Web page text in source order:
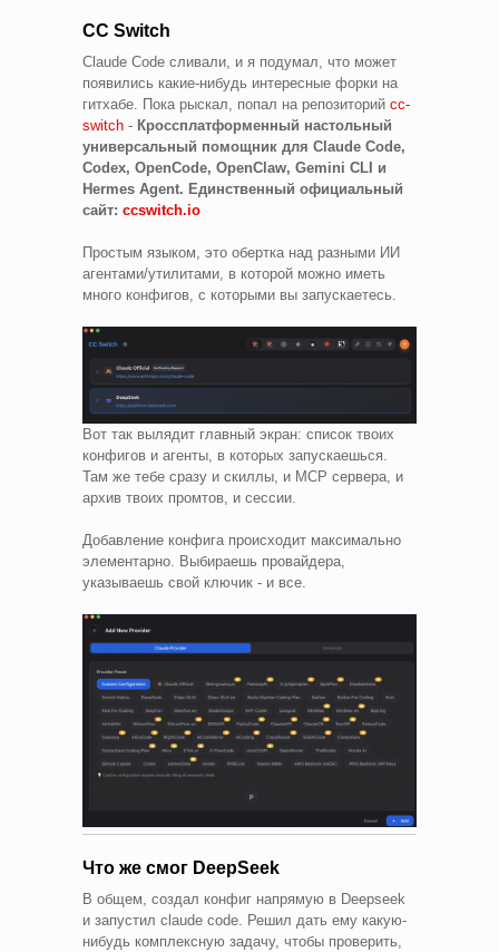
CC Switch
Claude Code сливали, и я подумал, что может
появились какие-нибудь интересные форки на
гитхабе. Пока рыскал, попал на репозиторий cc-
switch - Кроссплатформенный настольный
универсальный помощник для Claude Code,
Codex, OpenCode, OpenClaw, Gemini CLI и
Hermes Agent. Единственный официальный
сайт: ccswitch.io
Простым языком, это обертка над разными ИИ
агентами/утилитами, в которой можно иметь
много конфигов, с которыми вы запускаетесь.
Вот так вылядит главный экран: список твоих
конфигов и агенты, в которых запускаешься.
Там же тебе сразу и скиллы, и MCP сервера, и
архив твоих промтов, и сессии.
Добавление конфига происходит максимально
элементарно. Выбираешь провайдера,
указываешь свой ключик - и все.
Что же смог DeepSeek
В общем, создал конфиг напрямую в Deepseek
и запустил claude code. Решил дать ему какую-
нибудь комплексную задачу, чтобы проверить,